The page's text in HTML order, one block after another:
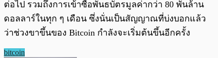
ต่อไป รวมถึงการเข้าซื้อพันธบัตรมูลค่ากว่า 80 พันล้าน
ดอลลาร์ในทุก ๆ เดือน ซึ่งนั่นเป็นสัญญาณที่บ่งบอกแล้ว
ว่าช่วงขาขึ้นของ Bitcoin กำลังจะเริ่มต้นขึ้นอีกครั้ง
bitcoin